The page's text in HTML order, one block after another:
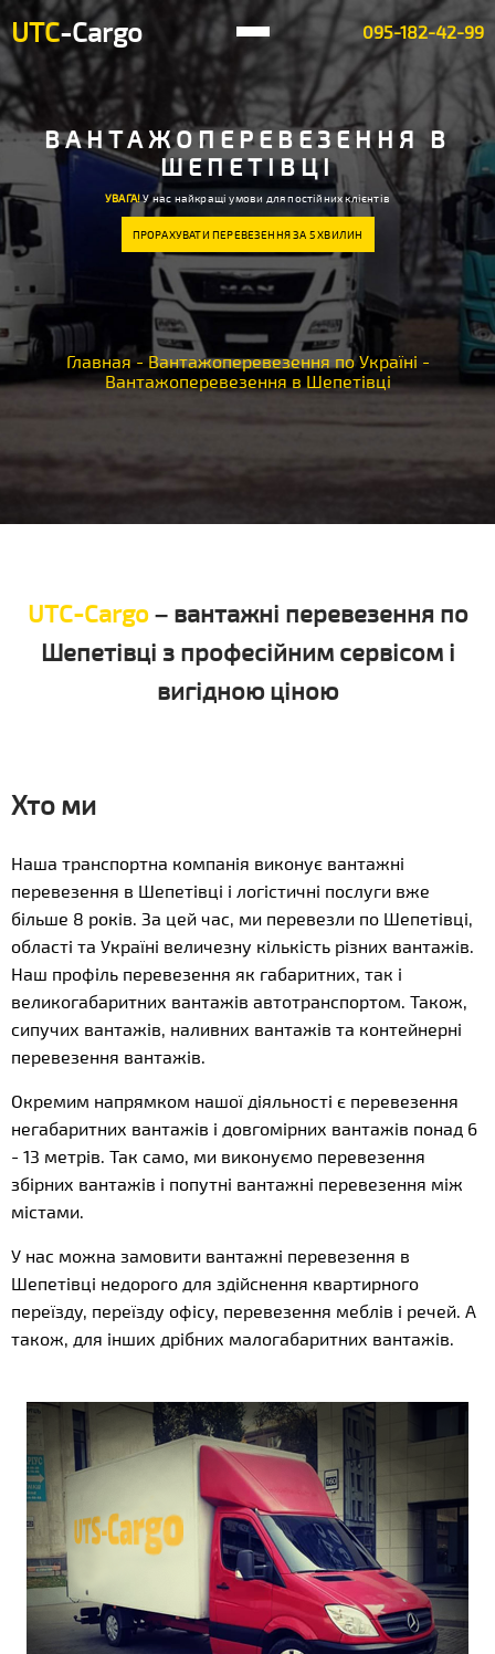
UTC-Cargo 095-182-42-99
ВАНТАЖОПЕРЕВЕЗЕННЯ В
ШЕПЕТІВЦІ
УВАГА!У нас найкращі умови для постійних клієнтів
ПРОРАХУВАТИ ПЕРЕВЕЗЕННЯ ЗА 5 ХВИЛИН
Главная - Вантажоперевезення по Україні -
Вантажоперевезення в Шепетівці
UTC-Cargo– вантажні перевезення по
Шепетівці з професійним сервісом і
вигідною ціною
Хто ми
Наша транспортна компанія виконує вантажні
перевезення в Шепетівці і логістичні послуги вже
більше 8 років. За цей час, ми перевезли по Шепетівці,
області та Україні величезну кількість різних вантажів.
Наш профіль перевезення як габаритних, так і
великогабаритних вантажів автотранспортом. Також,
сипучих вантажів, наливних вантажів та контейнерні
перевезення вантажів.
Окремим напрямком нашої діяльності є перевезення
негабаритних вантажів і довгомірних вантажів понад 6
- 13 метрів. Так само, ми виконуємо перевезення
збірних вантажів і попутні вантажні перевезення між
містами.
У нас можна замовити вантажні перевезення в
Шепетівці недорого для здійснення квартирного
переїзду, переїзду офісу, перевезення меблів і речей. А
також, для інших дрібних малогабаритних вантажів.